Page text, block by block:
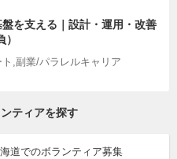
を支える｜設計・運用・改善
,副業/パラレルキャリア
ティアを探す
道でのボランティア募集